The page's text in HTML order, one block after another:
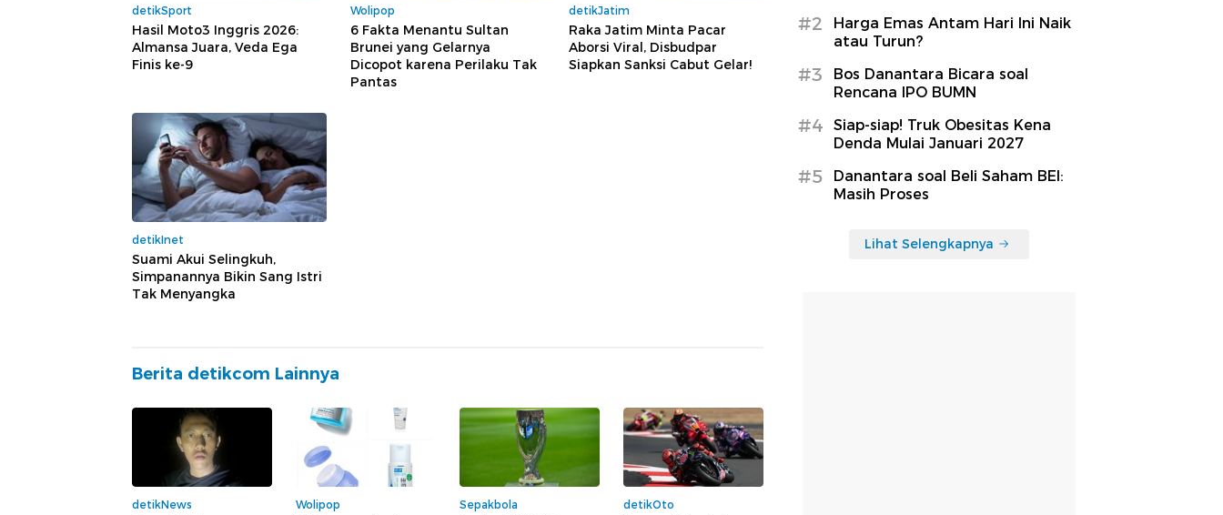
detikSport
Hasil Moto3 Inggris 2026:
Almansa Juara, Veda Ega
Finis ke-9
Wolipop
6 Fakta Menantu Sultan
Brunei yang Gelarnya
Dicopot karena Perilaku Tak
Pantas
detikJatim
Raka Jatim Minta Pacar
Aborsi Viral, Disbudpar
Siapkan Sanksi Cabut Gelar!
detikInet
Suami Akui Selingkuh,
Simpanannya Bikin Sang Istri
Tak Menyangka
Berita detikcom Lainnya
detikNews Wolipop Sepakbola detikOto
#2
Harga Emas Antam Hari Ini Naik
atau Turun?
#3
Bos Danantara Bicara soal
Rencana IPO BUMN
#4
Siap-siap! Truk Obesitas Kena
Denda Mulai Januari 2027
#5
Danantara soal Beli Saham BEI:
Masih Proses
Lihat Selengkapnya